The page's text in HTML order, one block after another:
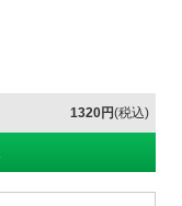
1320円(税込)